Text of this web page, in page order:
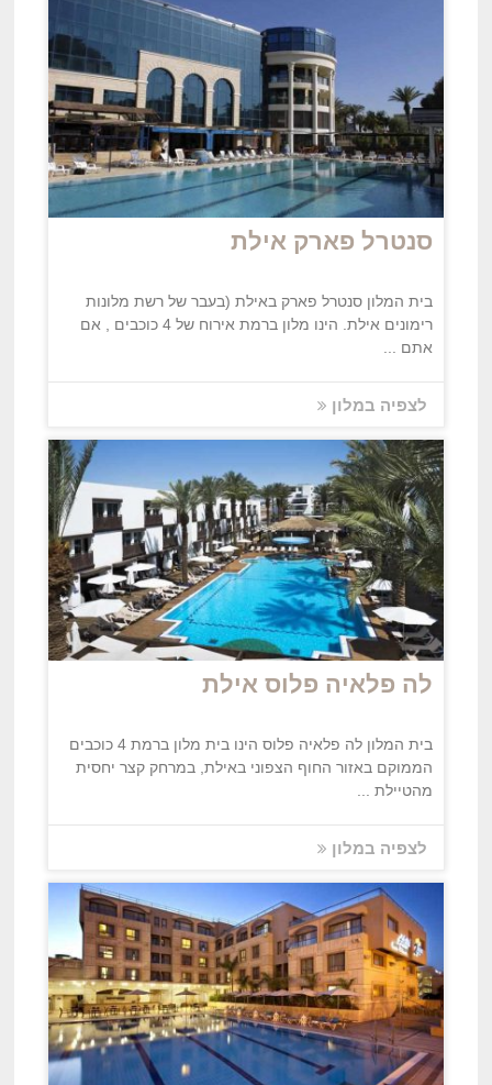
סנטרל פארק אילת
בית המלון סנטרל פארק באילת (בעבר של רשת מלונות
רימונים אילת. הינו מלון ברמת אירוח של 4 כוכבים , אם
אתם ...
לצפיה במלון
לה פלאיה פלוס אילת
בית המלון לה פלאיה פלוס הינו בית מלון ברמת 4 כוכבים
הממוקם באזור החוף הצפוני באילת, במרחק קצר יחסית
מהטיילת ...
לצפיה במלון